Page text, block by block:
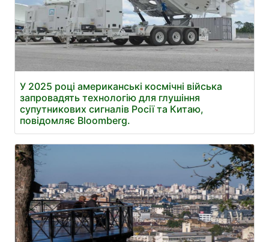
У 2025 році американські космічні війська
запровадять технологію для глушіння
супутникових сигналів Росії та Китаю,
повідомляє Bloomberg.